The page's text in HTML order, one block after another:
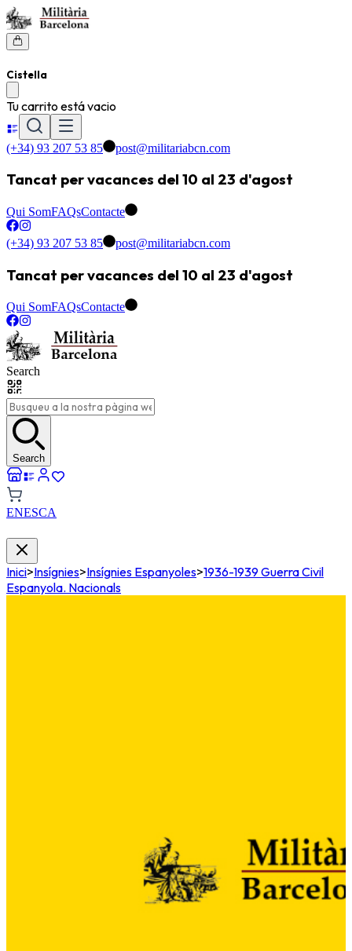
Cistella
Tu carrito está vacio
(+34) 93 207 53 85 post@militariabcn.com
Tancat per vacances del 10 al 23 d'agost
Qui SomFAQsContacte
(+34) 93 207 53 85 post@militariabcn.com
Tancat per vacances del 10 al 23 d'agost
Qui SomFAQsContacte
Search
Search
ENESCA
Inici>Insígnies>Insígnies Espanyoles>1936-1939 Guerra Civil
Espanyola. Nacionals